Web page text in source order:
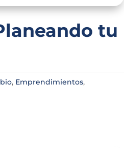
tu
, Emprendimientos,